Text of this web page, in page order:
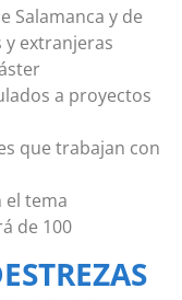
Salamanca y de
y extranjeras
a proyectos
que trabajan con
el tema
de 100